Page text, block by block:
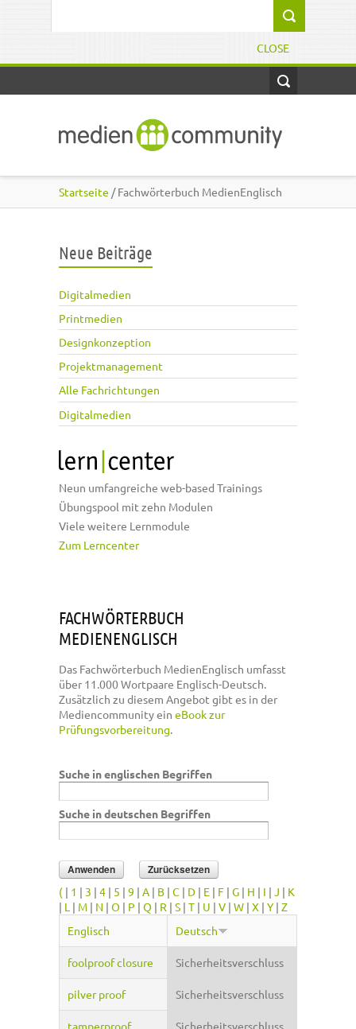
CLOSE
Startseite / Fachwörterbuch MedienEnglisch
Neue Beiträge
Digitalmedien
Printmedien
Designkonzeption
Projektmanagement
Alle Fachrichtungen
Digitalmedien
Neun umfangreiche web-based Trainings
Übungspool mit zehn Modulen
Viele weitere Lernmodule
Zum Lerncenter
FACHWÖRTERBUCH
MEDIENENGLISCH
Das Fachwörterbuch MedienEnglisch umfasst
über 11.000 Wortpaare Englisch-Deutsch.
Zusätzlich zu diesem Angebot gibt es in der
Mediencommunity ein eBook zur
Prüfungsvorbereitung.
Suche in englischen Begriffen
Suche in deutschen Begriffen
( | 1 | 3 | 4 | 5 | 9 | A | B | C | D | E | F | G | H | I | J | K
| L | M | N | O | P | Q | R | S | T | U | V | W | X | Y | Z
Englisch
Deutsch
foolproof closure Sicherheitsverschluss
pilver proof Sicherheitsverschluss
tamperproof
Sicherheitsverschluss